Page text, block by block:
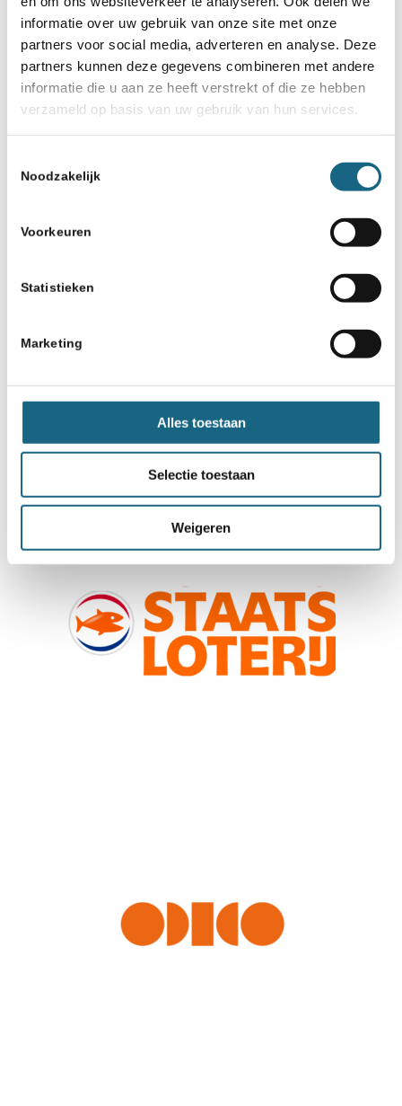
informatie over uw gebruik van onze site met onze
partners voor social media, adverteren en analyse. Deze
partners kunnen deze gegevens combineren met andere
informatie die u aan ze heeft verstrekt of die ze hebben
verzameld op basis van uw gebruik van hun services.
Noodzakelijk
Voorkeuren
Statistieken
Marketing
Alles toestaan
Selectie toestaan
Weigeren